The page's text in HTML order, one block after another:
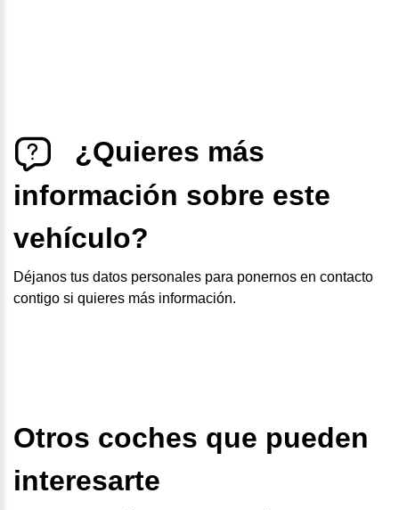
¿Quieres más
información sobre este
vehículo?
Déjanos tus datos personales para ponernos en contacto
contigo si quieres más información.
Otros coches que pueden
interesarte